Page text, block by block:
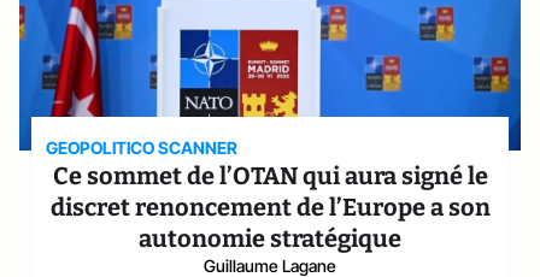
GEOPOLITICO SCANNER
Ce sommet de l’OTAN qui aura signé le
discret renoncement de l’Europe a son
autonomie stratégique
Guillaume Lagane